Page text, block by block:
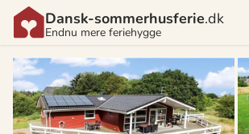
Dansk-sommerhusferie.dk
Endnu mere feriehygge